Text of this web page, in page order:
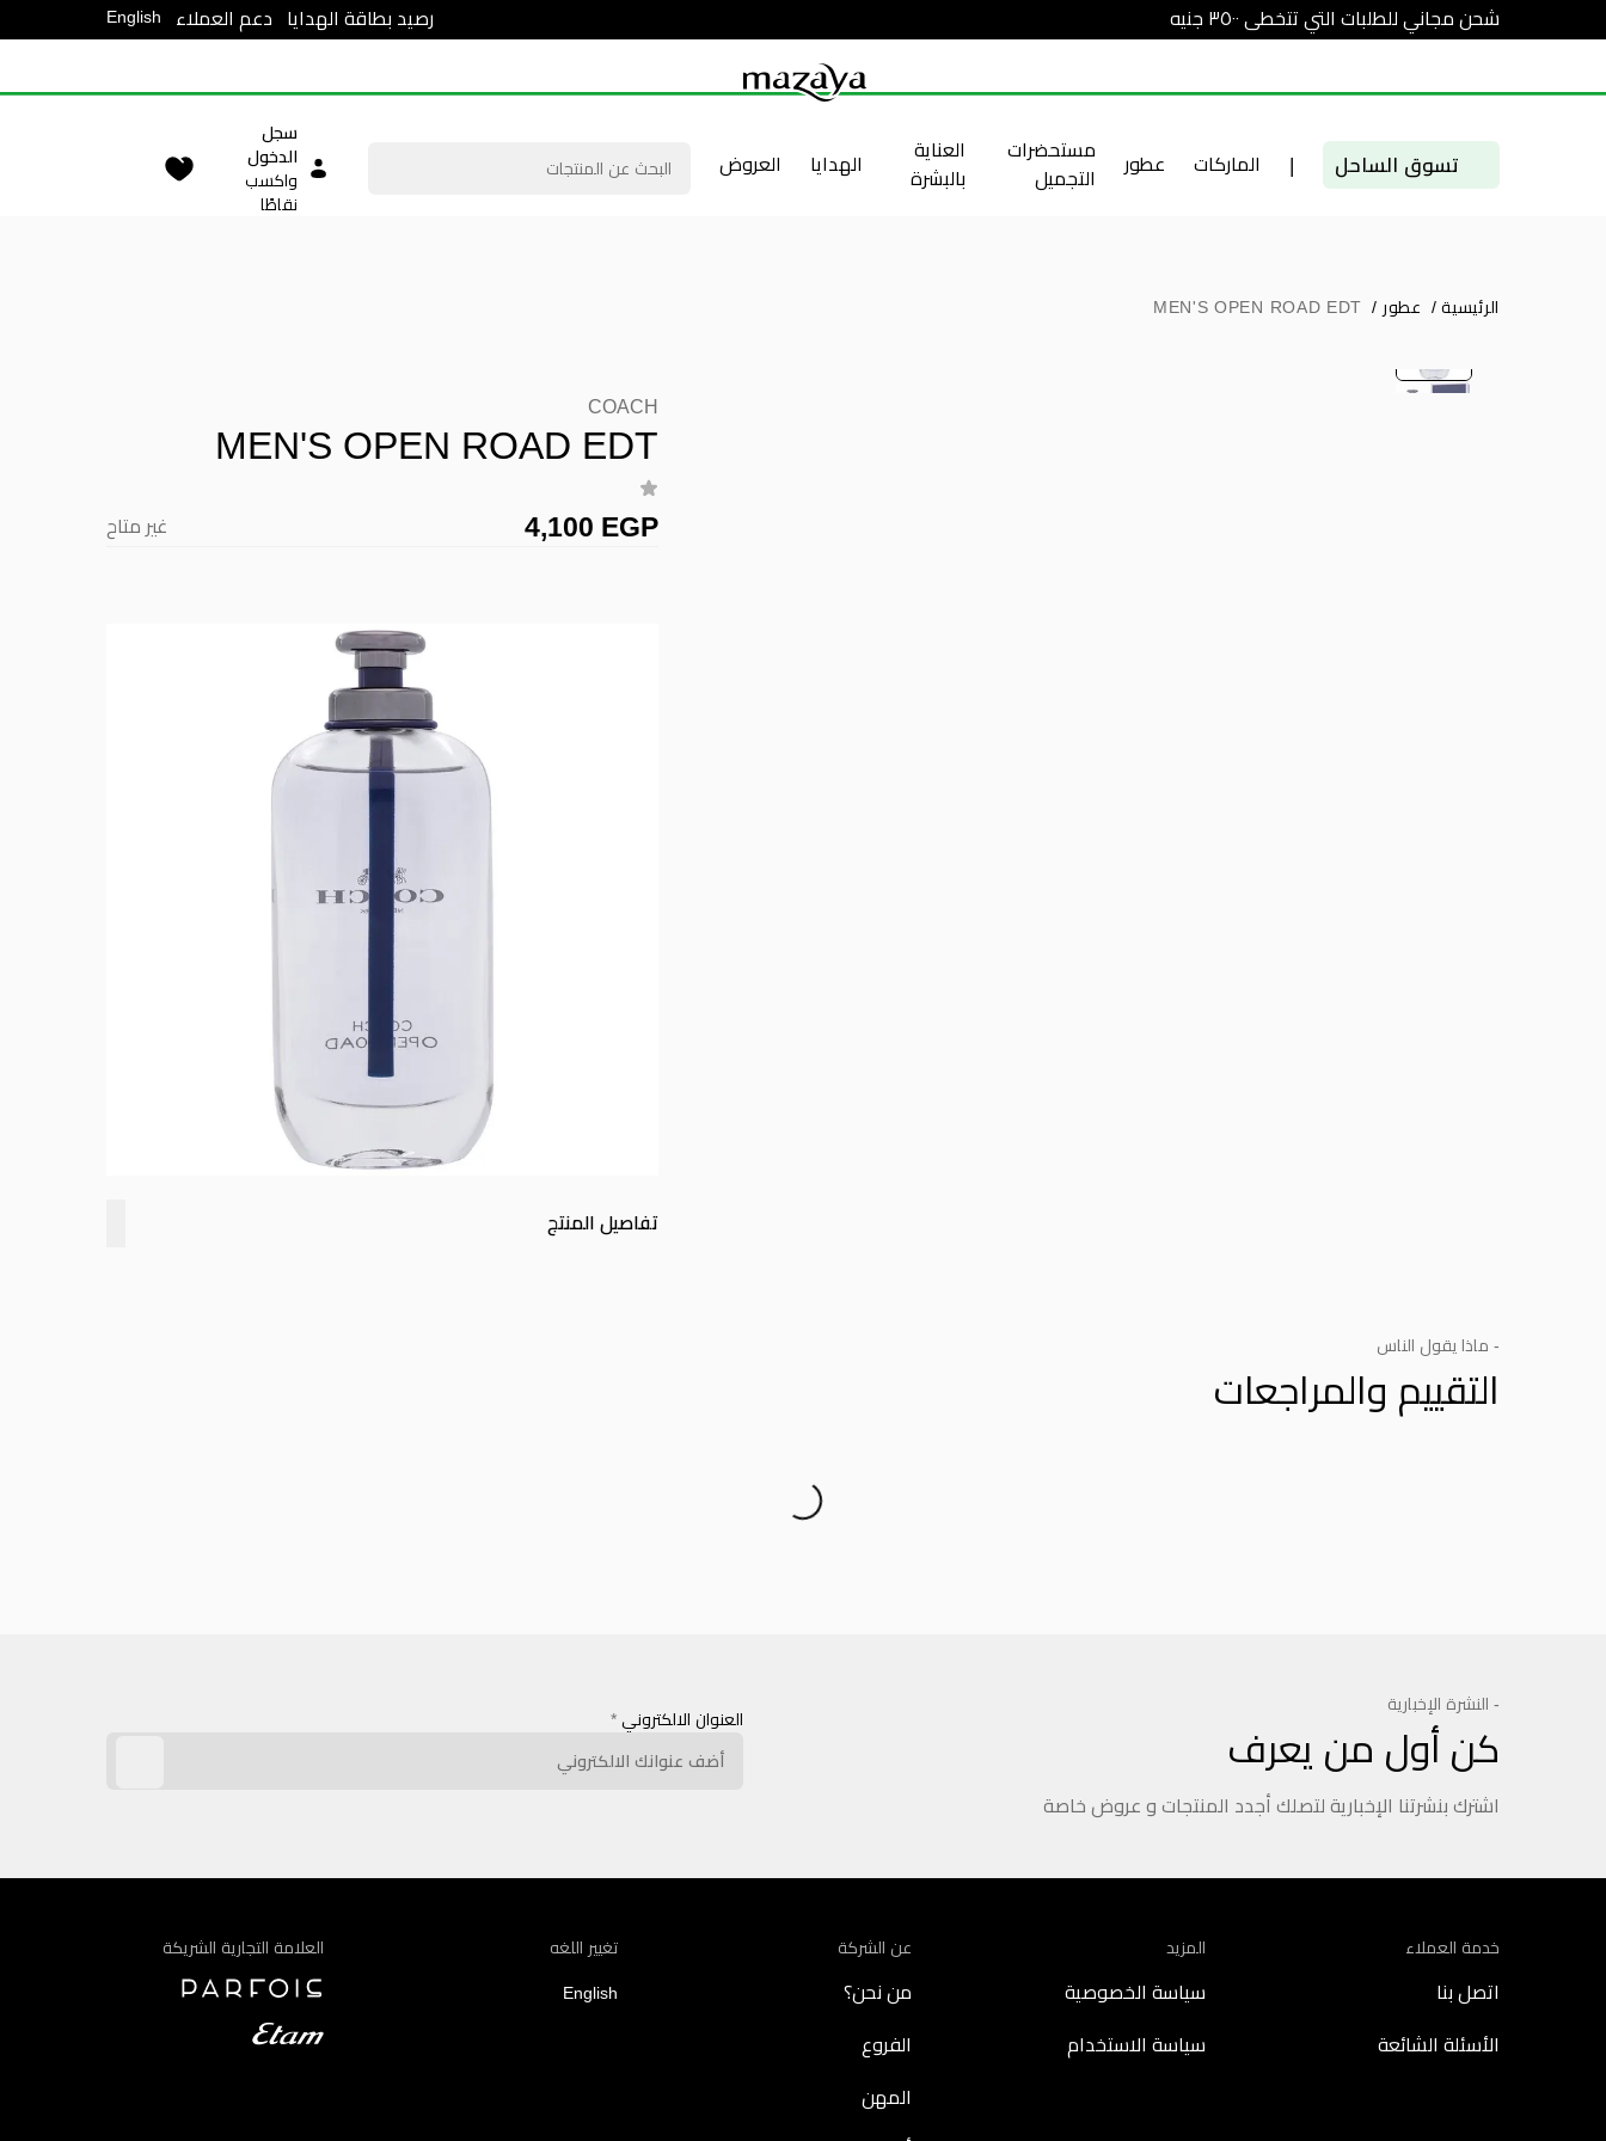
شحن مجاني للطلبات التي تتخطى ٣٥٠٠ جنيه رصيد بطاقة الهدايا دعم العملاء English
تسوق الساحل | الماركات عطور
مستحضرات
التجميل
العناية
بالبشرة
الهدايا العروض
سجل
الدخول
واكسب
نقاطًا
الرئيسية / عطور /
MEN'S OPEN ROAD EDT
COACH
MEN'S OPEN ROAD EDT
4,100 EGP غير متاح
تفاصيل المنتج
- ماذا يقول الناس
التقييم والمراجعات
- النشرة الإخبارية
كن أول من يعرف
اشترك بنشرتنا الإخبارية لتصلك أجدد المنتجات و عروض خاصة
العنوان الالكتروني *
خدمة العملاء
اتصل بنا
الأسئلة الشائعة
المزيد
سياسة الخصوصية
سياسة الاستخدام
عن الشركة
من نحن؟
الفروع
المهن
تغيير اللغه
English
العلامة التجارية الشريكة